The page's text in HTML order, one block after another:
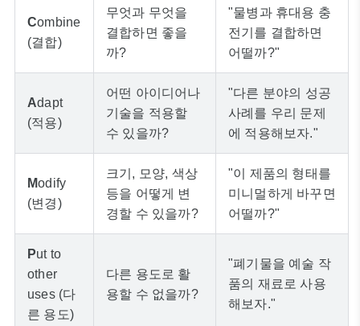
Combine
(결합)
무엇과 무엇을
결합하면 좋을
까?
"물병과 휴대용 충
전기를 결합하면
어떨까?"
Adapt
(적용)
어떤 아이디어나
기술을 적용할
수 있을까?
"다른 분야의 성공
사례를 우리 문제
에 적용해보자."
Modify
(변경)
크기, 모양, 색상
등을 어떻게 변
경할 수 있을까?
"이 제품의 형태를
미니멀하게 바꾸면
어떨까?"
Put to
other
uses (다
른 용도)
다른 용도로 활
용할 수 없을까?
"폐기물을 예술 작
품의 재료로 사용
해보자."